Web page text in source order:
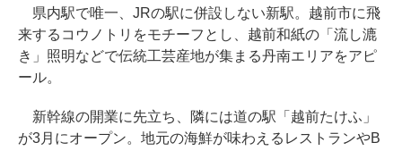
県内駅で唯一、JRの駅に併設しない新駅。越前市に飛
来するコウノトリをモチーフとし、越前和紙の「流し漉
き」照明などで伝統工芸産地が集まる丹南エリアをアピ
ール。
新幹線の開業に先立ち、隣には道の駅「越前たけふ」
が3月にオープン。地元の海鮮が味わえるレストランやB